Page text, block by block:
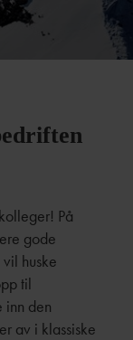
På
gode
huske
til
inn den
av i klassiske